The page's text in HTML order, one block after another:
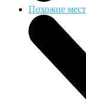
Похожие